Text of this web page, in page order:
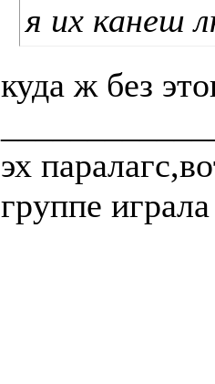
я их канеш
куда ж без
эх
группе